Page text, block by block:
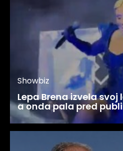
Showbiz
Lepa Brena izvela
a onda pala pred